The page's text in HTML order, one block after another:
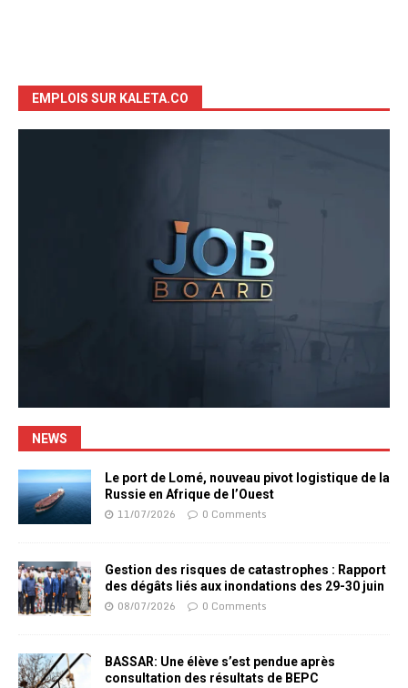
EMPLOIS SUR KALETA.CO
NEWS
Le port de Lomé, nouveau pivot logistique de la
Russie en Afrique de l’Ouest
11/07/2026 0 Comments
Gestion des risques de catastrophes : Rapport
des dégâts liés aux inondations des 29-30 juin
08/07/2026 0 Comments
BASSAR: Une élève s’est pendue après
consultation des résultats de BEPC